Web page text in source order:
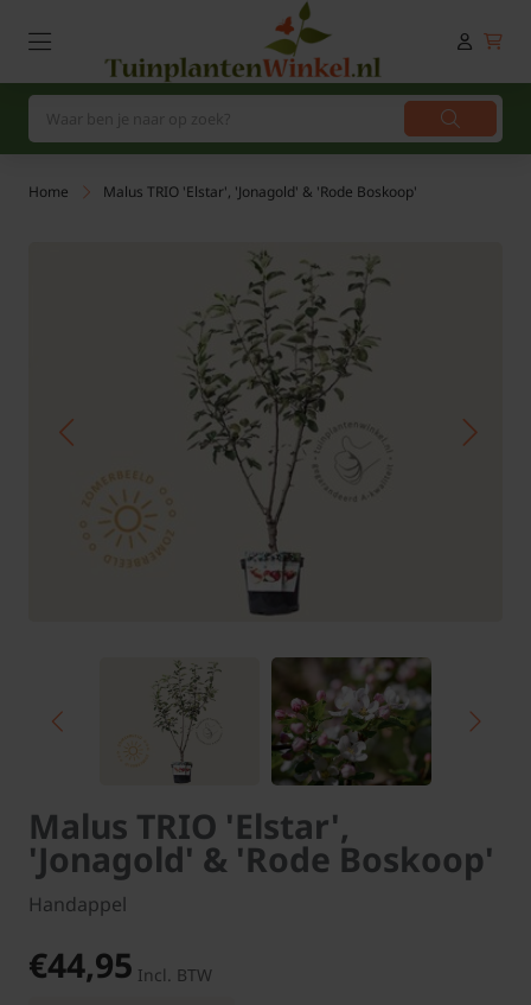
Home Malus TRIO 'Elstar', 'Jonagold' & 'Rode Boskoop'
Malus TRIO 'Elstar',
'Jonagold' & 'Rode Boskoop'
Handappel
€44,95 Incl. BTW